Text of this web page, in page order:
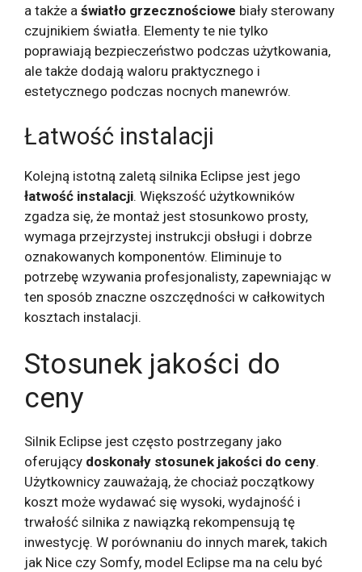
a także a światło grzecznościowe biały sterowany
czujnikiem światła. Elementy te nie tylko
poprawiają bezpieczeństwo podczas użytkowania,
ale także dodają waloru praktycznego i
estetycznego podczas nocnych manewrów.
Łatwość instalacji
Kolejną istotną zaletą silnika Eclipse jest jego
łatwość instalacji. Większość użytkowników
zgadza się, że montaż jest stosunkowo prosty,
wymaga przejrzystej instrukcji obsługi i dobrze
oznakowanych komponentów. Eliminuje to
potrzebę wzywania profesjonalisty, zapewniając w
ten sposób znaczne oszczędności w całkowitych
kosztach instalacji.
Stosunek jakości do
ceny
Silnik Eclipse jest często postrzegany jako
oferujący doskonały stosunek jakości do ceny.
Użytkownicy zauważają, że chociaż początkowy
koszt może wydawać się wysoki, wydajność i
trwałość silnika z nawiązką rekompensują tę
inwestycję. W porównaniu do innych marek, takich
jak Nice czy Somfy, model Eclipse ma na celu być